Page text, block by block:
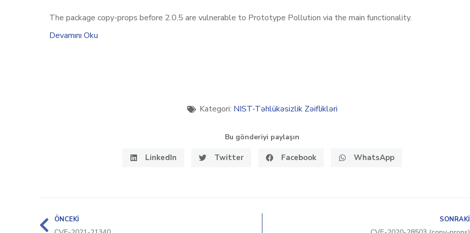
The package copy-props before 2.0.5 are vulnerable to Prototype Pollution via the main functionality.
Devamını Oku
Kategori: NIST-Təhlükəsizlik Zəiflikləri
Bu gönderiyi paylaşın
LinkedIn Twitter Facebook WhatsApp
ÖNCEKI SONRAKI